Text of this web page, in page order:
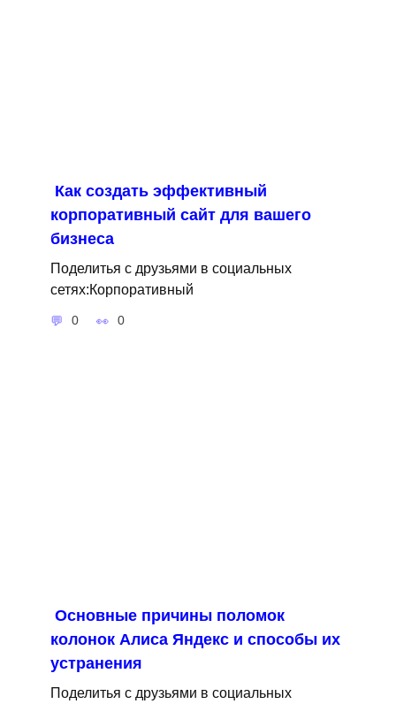
Как создать эффективный
корпоративный сайт для вашего
бизнеса
Поделитья с друзьями в социальных
сетях:Корпоративный
0 0
Основные причины поломок
колонок Алиса Яндекс и способы их
устранения
Поделитья с друзьями в социальных